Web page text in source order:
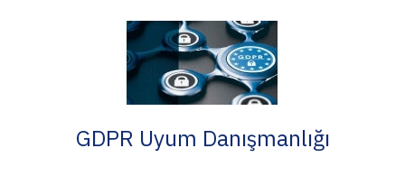
GDPR Uyum Danışmanlığı